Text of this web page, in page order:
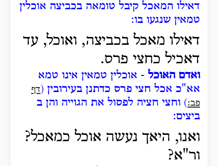
דאילו המאכל קיבל טומאה בכביצה אוכלין
טמאין שנגעו בו:
דאילו מאכל בכביצה, ואוכל, עד
דאכיל כחצי פרס.
ואדם האוכל - אוכלין טמאין אינו טמא
אא"כ אכל חצי פרס כדתנן בעירובין ( דף
פב: ) וחצי חציה לפסול את הגוייה והן ב
ביצים:
ואנו, היאך נעשה אוכל כמאכל?
ור"א?